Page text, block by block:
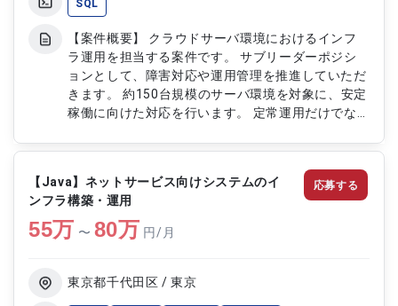
SQL
【案件概要】 クラウドサーバ環境におけるインフ
ラ運用を担当する案件です。 サブリーダーポジシ
ョンとして、障害対応や運用管理を推進していただ
きます。 約150台規模のサーバ環境を対象に、安定
稼働に向けた対応を行います。 定常運用だけでな
きます。 【作業内容】 ・アラート発生時の切り分
け対応 ・障害発生時の調査および復旧対応 ・定常
運用作業の実施 ・定例会参加および月次報告対応
【Java】ネットサービス向けシステムのイ
ンフラ構築・運用
55万 〜 80万 円/月
東京都千代田区 / 東京
応募する